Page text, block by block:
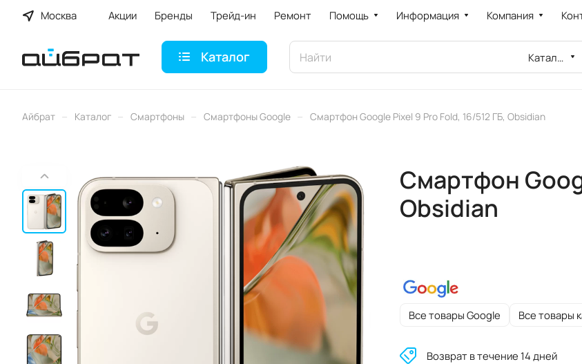
Москва Акции Бренды Трейд-ин Ремонт Помощь Информация Компания
Каталог Каталог
Айбрат – Каталог – Смартфоны – Смартфоны Google – Смартфон Google Pixel 9 Pro Fold, 16/512 ГБ, Obsidian
Смартфон
Obsidian
Все товары Google Все товары
Возврат в течение 14 дней